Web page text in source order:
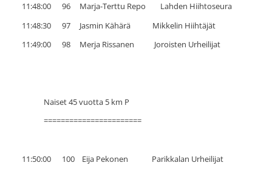
11:48:00 96 Marja-Terttu Repo Lahden Hiihtoseura
11:48:30 97 Jasmin Kähärä Mikkelin Hiihtäjät
11:49:00 98 Merja Rissanen Joroisten Urheilijat
Naiset 45 vuotta 5 km P
=======================
11:50:00 100 Eija Pekonen Parikkalan Urheilijat